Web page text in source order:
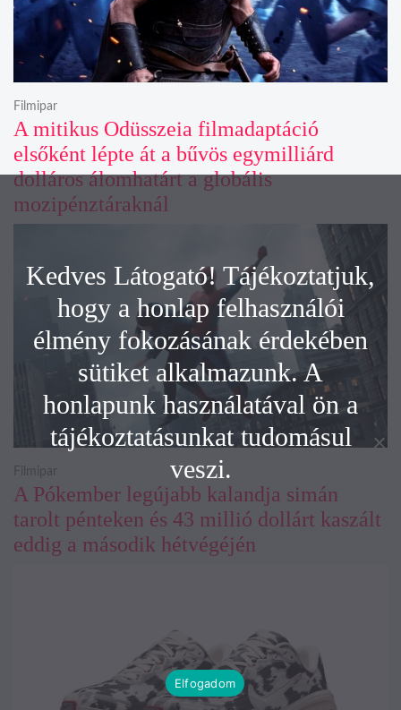
A mitikus Odüsszeia filmadaptáció
elsőként lépte át a bűvös egymilliárd
dolláros álomhatárt a globális
mozipénztáraknál
Filmipar
A Pókember legújabb kalandja simán
tarolt pénteken és 43 millió dollárt kaszált
eddig a második hétvégéjén
Filmipar
Kedves Látogató! Tájékoztatjuk,
hogy a honlap felhasználói
élmény fokozásának érdekében
sütiket alkalmazunk. A
honlapunk használatával ön a
tájékoztatásunkat tudomásul
veszi.
Elfogadom